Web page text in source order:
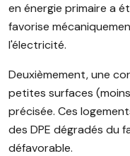
en énergie primaire a
favorise
l'électricité.
Deuxièmement, une
petites surfaces
précisée. Ces
des DPE dégradés du
défavorable.